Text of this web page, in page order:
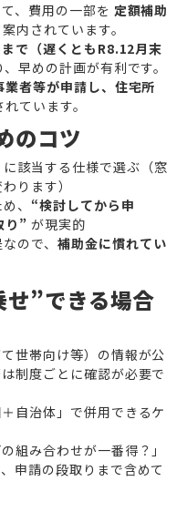
、費用の一部を 定額補助
内されています。
で（遅くともR8.12月末
早めの計画が有利です。
業者等が申請し、住宅所
ています。
のコツ
に該当する仕様で選ぶ（窓
ります）
、 “検討してから申
り” が現実的
ので、 補助金に慣れてい
せ”できる場合
世帯向け等）の情報が公
制度ごとに確認が必要で
自治体」で併用できるケ
組み合わせが一番得？」
申請の段取りまで含めて